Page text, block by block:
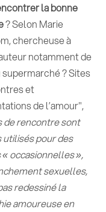
la bonne
? Selon Marie
chercheuse à
notamment de
supermarché ? Sites
et
de l’amour",
de rencontre sont
utilisés pour des
occasionnelles »,
sexuelles,
redessiné la
amoureuse en